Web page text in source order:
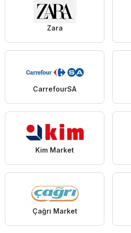
Zara
CarrefourSA
Kim Market
Çağrı Market